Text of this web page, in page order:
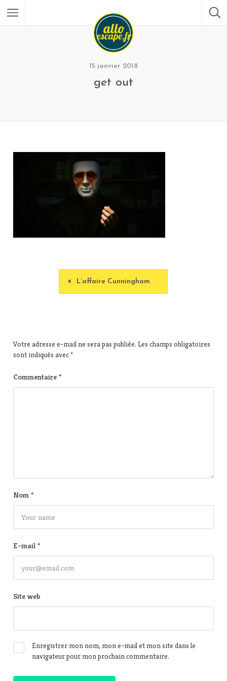
15 janvier 2018
get out
L’affaire Cunningham
Votre adresse e-mail ne sera pas publiée. Les champs obligatoires
sont indiqués avec*
Commentaire *
Nom *
E-mail *
Site web
Enregistrer mon nom, mon e-mail et mon site dans le
navigateur pour mon prochain commentaire.